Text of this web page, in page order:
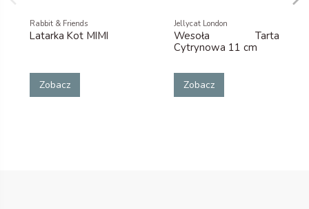
Rabbit & Friends
Latarka Kot MIMI
Zobacz
Jellycat London
Wesoła Tarta
Cytrynowa 11 cm
Zobacz